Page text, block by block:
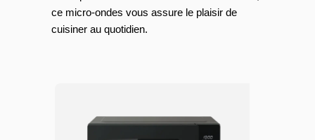
ce micro-ondes vous assure le plaisir de
cuisiner au quotidien.